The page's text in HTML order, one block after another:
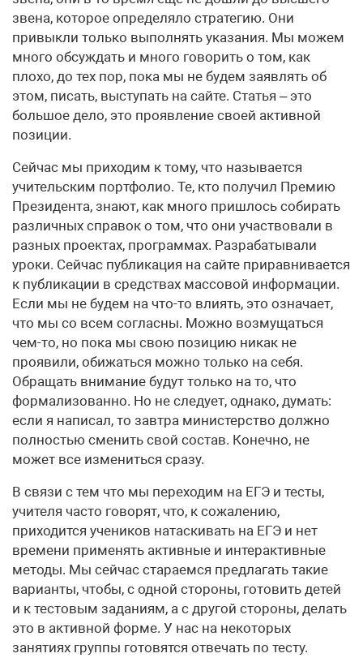
звена, которое определяло стратегию. Они
привыкли только выполнять указания. Мы можем
много обсуждать и много говорить о том, как
плохо, до тех пор, пока мы не будем заявлять об
этом, писать, выступать на сайте. Статья – это
большое дело, это проявление своей активной
позиции.
Сейчас мы приходим к тому, что называется
учительским портфолио. Те, кто получил Премию
Президента, знают, как много пришлось собирать
различных справок о том, что они участвовали в
разных проектах, программах. Разрабатывали
уроки. Сейчас публикация на сайте приравнивается
к публикации в средствах массовой информации.
Если мы не будем на что-то влиять, это означает,
что мы со всем согласны. Можно возмущаться
чем-то, но пока мы свою позицию никак не
проявили, обижаться можно только на себя.
Обращать внимание будут только на то, что
формализованно. Но не следует, однако, думать:
если я написал, то завтра министерство должно
полностью сменить свой состав. Конечно, не
может все измениться сразу.
В связи с тем что мы переходим на ЕГЭ и тесты,
учителя часто говорят, что, к сожалению,
приходится учеников натаскивать на ЕГЭ и нет
времени применять активные и интерактивные
методы. Мы сейчас стараемся предлагать такие
варианты, чтобы, с одной стороны, готовить детей
и к тестовым заданиям, а с другой стороны, делать
это в активной форме. У нас на некоторых
занятиях группы готовятся отвечать по тесту.